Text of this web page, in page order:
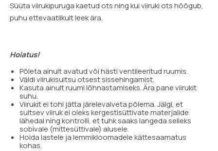
Süüta viirukipuruga kaetud ots ning kui viiruki ots hõõgub,
puhu ettevaatlikult leek ära.
Hoiatus!
Põleta ainult avatud või hästi ventileeritud ruumis.
Väldi viirukisuitsu otsest sissehingamist.
Kasuta ainult ruumi lõhnastamiseks. Ära pane viirukit
suhu.
Viirukit ei tohi jätta järelevalveta põlema. Jälgi, et
suitsev viiruk ei oleks kergestisüttivate materjalide
lähedal ning kontrolli, et tuhk saaks langeda selleks
sobivale (mittesüttivale) alusele.
Hoida lastele ja lemmikloomadele kättesaamatus
kohas.